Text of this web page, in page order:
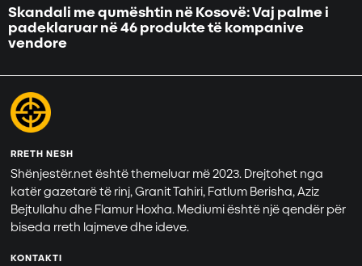
Skandali me qumështin në Kosovë: Vaj palme i
padeklaruar në 46 produkte të kompanive
vendore
RRETH NESH
Shënjestër.net është themeluar më 2023. Drejtohet nga
katër gazetarë të rinj, Granit Tahiri, Fatlum Berisha, Aziz
Bejtullahu dhe Flamur Hoxha. Mediumi është një qendër për
biseda rreth lajmeve dhe ideve.
KONTAKTI